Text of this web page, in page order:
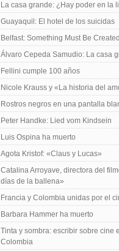
La casa grande: ¿Hay poder en la
Guayaquil: El hotel de los suicidas
Belfast: Something Must Be Created
Álvaro Cepeda Samudio: La casa
Fellini cumple 100 años
Nicole Krauss y «La historia del
Rostros negros en una pantalla
Peter Handke: Lied vom Kindsein
Luis Ospina ha muerto
Agota Kristof: «Claus y Lucas»
Catalina Arroyave, directora del
días de la ballena»
Francia y Colombia unidas por el
Barbara Hammer ha muerto
Tinta y sombra: escribir sobre cine
Colombia